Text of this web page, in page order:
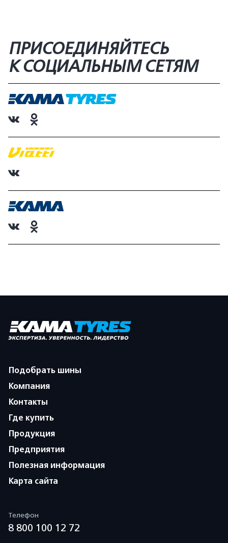
ПРИСОЕДИНЯЙТЕСЬ
К СОЦИАЛЬНЫМ СЕТЯМ
Подобрать шины
Компания
Контакты
Где купить
Продукция
Предприятия
Полезная информация
Карта сайта
Телефон
8 800 100 12 72